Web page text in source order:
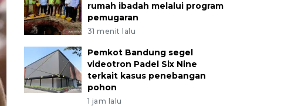
rumah ibadah melalui program
pemugaran
31 menit lalu
Pemkot Bandung segel
videotron Padel Six Nine
terkait kasus penebangan
pohon
1 jam lalu